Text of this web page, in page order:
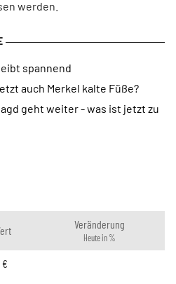
werden.
spannend
auch Merkel kalte Füße?
geht weiter - was ist jetzt zu
Veränderung
Heute in %
€